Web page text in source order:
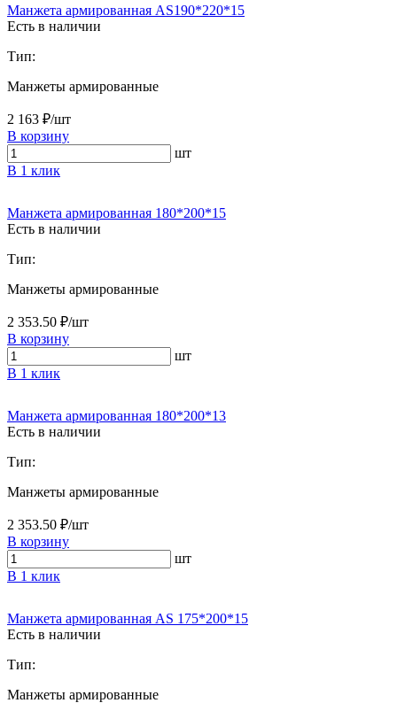
Манжета армированная AS190*220*15
Есть в наличии
Тип:
Манжеты армированные
2 163 ₽/шт
В корзину
шт
В 1 клик
Манжета армированная 180*200*15
Есть в наличии
Тип:
Манжеты армированные
2 353.50 ₽/шт
В корзину
шт
В 1 клик
Манжета армированная 180*200*13
Есть в наличии
Тип:
Манжеты армированные
2 353.50 ₽/шт
В корзину
шт
В 1 клик
Манжета армированная AS 175*200*15
Есть в наличии
Тип:
Манжеты армированные